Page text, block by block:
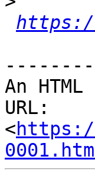
An
URL:
<